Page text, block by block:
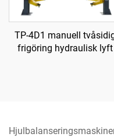
TP-4D1 manuell
frigöring hydraulisk lyft